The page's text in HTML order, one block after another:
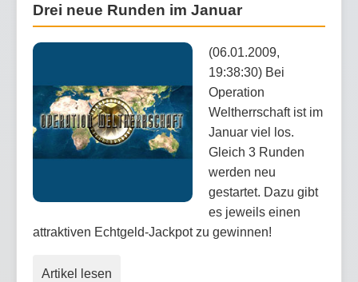
Drei neue Runden im Januar
(06.01.2009,
19:38:30) Bei
Operation
Weltherrschaft ist im
Januar viel los.
Gleich 3 Runden
werden neu
gestartet. Dazu gibt
es jeweils einen
attraktiven Echtgeld-Jackpot zu gewinnen!
Artikel lesen